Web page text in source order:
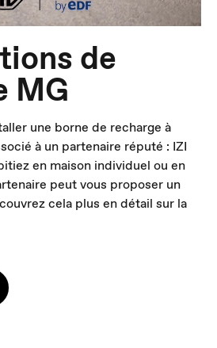
de
MG
une borne de recharge à
à un partenaire réputé : IZI
en maison individuel ou en
peut vous proposer un
cela plus en détail sur la